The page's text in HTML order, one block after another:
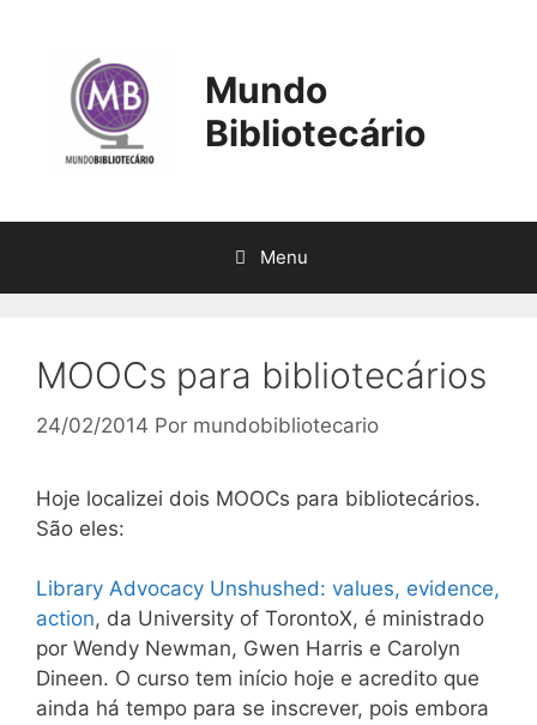
conteúdo
Mundo
Bibliotecário
Menu
MOOCs para bibliotecários
24/02/2014 Por mundobibliotecario
Hoje localizei dois MOOCs para bibliotecários.
São eles:
Library Advocacy Unshushed: values, evidence,
action, da University of TorontoX, é ministrado
por Wendy Newman, Gwen Harris e Carolyn
Dineen. O curso tem início hoje e acredito que
ainda há tempo para se inscrever, pois embora